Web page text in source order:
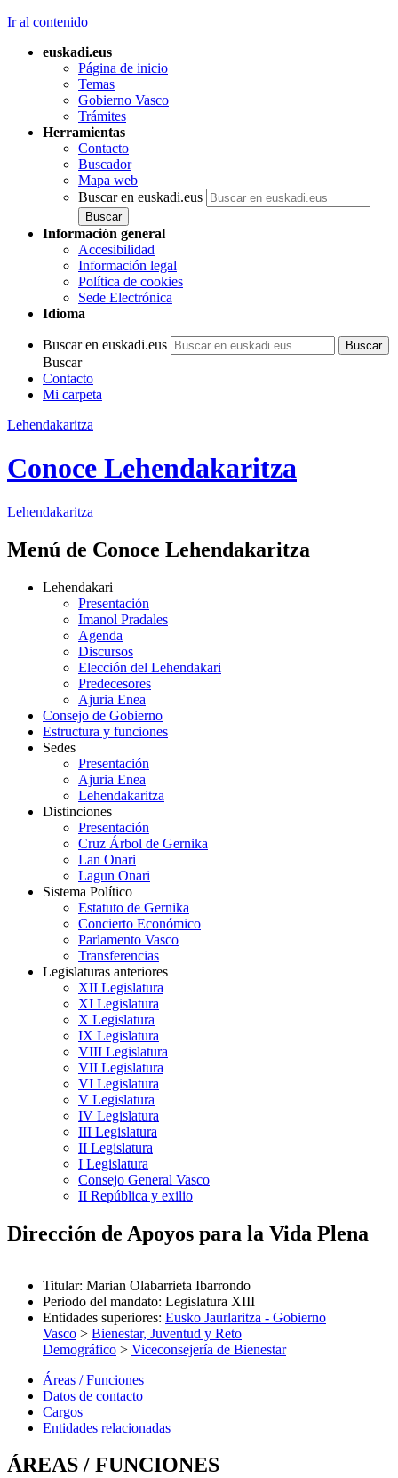
Ir al contenido
euskadi.eus
Página de inicio
Temas
Gobierno Vasco
Trámites
Herramientas
Contacto
Buscador
Mapa web
Buscar en euskadi.eus
Información general
Accesibilidad
Información legal
Política de cookies
Sede Electrónica
Idioma
Buscar en euskadi.eus
Buscar
Contacto
Mi carpeta
Lehendakaritza
Conoce Lehendakaritza
Lehendakaritza
Menú de Conoce Lehendakaritza
Lehendakari
Presentación
Imanol Pradales
Agenda
Discursos
Elección del Lehendakari
Predecesores
Ajuria Enea
Consejo de Gobierno
Estructura y funciones
Sedes
Presentación
Ajuria Enea
Lehendakaritza
Distinciones
Presentación
Cruz Árbol de Gernika
Lan Onari
Lagun Onari
Sistema Político
Estatuto de Gernika
Concierto Económico
Parlamento Vasco
Transferencias
Legislaturas anteriores
XII Legislatura
XI Legislatura
X Legislatura
IX Legislatura
VIII Legislatura
VII Legislatura
VI Legislatura
V Legislatura
IV Legislatura
III Legislatura
II Legislatura
I Legislatura
Consejo General Vasco
II República y exilio
Dirección de Apoyos para la Vida Plena
Titular: Marian Olabarrieta Ibarrondo
Periodo del mandato: Legislatura XIII
Entidades superiores: Eusko Jaurlaritza - Gobierno
Vasco > Bienestar, Juventud y Reto
Demográfico > Viceconsejería de Bienestar
Áreas / Funciones
Datos de contacto
Cargos
Entidades relacionadas
ÁREAS / FUNCIONES